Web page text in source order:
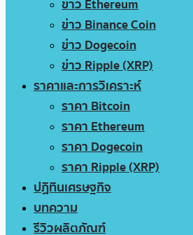
ข่าว Ethereum
ข่าว Binance Coin
ข่าว Dogecoin
ข่าว Ripple (XRP)
ราคาและการวิเคราะห์
ราคา Bitcoin
ราคา Ethereum
ราคา Dogecoin
ราคา Ripple (XRP)
ปฏิทินเศรษฐกิจ
บทความ
รีวิวผลิตภัณฑ์